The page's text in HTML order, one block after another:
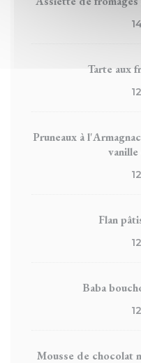
Tarte aux
Pruneaux à
vanille
Flan
Baba
Mousse de chocolat